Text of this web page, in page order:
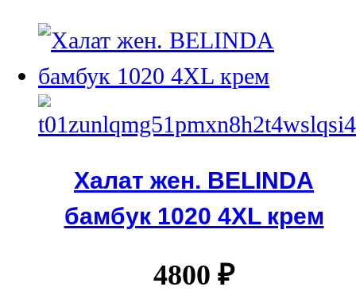
Халат жен. BELINDA
бамбук 1020 4XL крем
4800 ₽